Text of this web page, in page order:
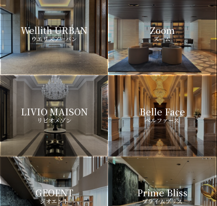
Wellith URBAN
ウエリスアーバン
Zoom
ズーム
LIVIO MAISON
リビオメゾン
Belle Face
ベルファース
GEOENT
ジオエント
Prime Bliss
プライムブリス